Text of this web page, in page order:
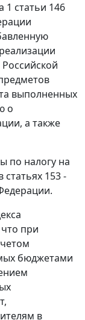
1 статьи 146
выполненных
о
а также
по налогу на
статьях 153 -
при
бюджетами
в